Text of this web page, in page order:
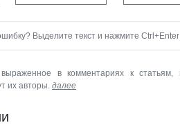
Выделите текст и нажмите
в комментариях к
их авторы. далее